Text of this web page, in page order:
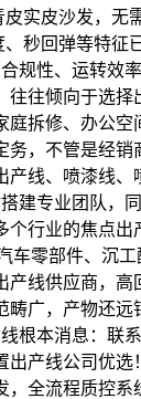
实皮沙发，无
秒回弹等特征
规性、运转效
往倾向于选择
拆修、办公空
，不管是经
线、喷漆线
建专业团队，
行业的焦点
车零部件、沉
线供应商，
广，产物还
根本消息：联
产线公司优
全流程质控